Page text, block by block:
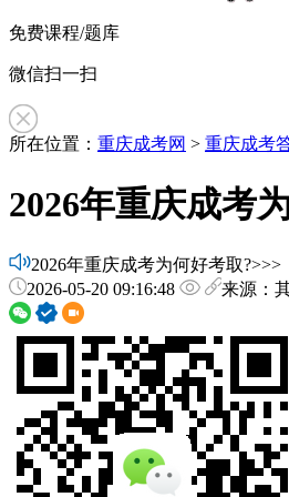
免费课程/题库
微信扫一扫
所在位置： 重庆成考网 > 重庆成考
2026年重庆成考
2026年重庆成考为何好考取?>>>
2026-05-20 09:16:48
来源：